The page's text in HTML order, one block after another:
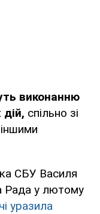
виконанню
спільно зі
СБУ Василя
Рада у лютому
уразила